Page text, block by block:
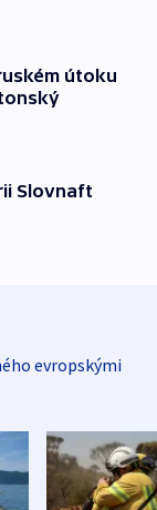
útoku
Slovnaft
evropskými